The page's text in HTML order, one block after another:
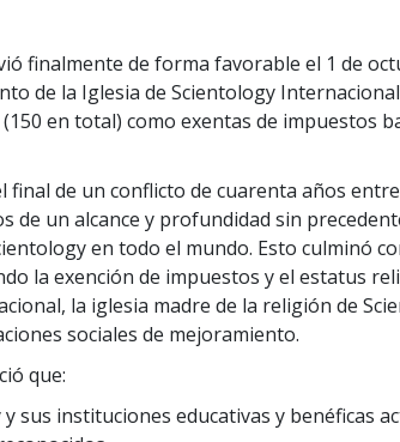
finalmente de forma favorable el 1 de
de la Iglesia de Scientology
en total) como exentas de impuestos
de un conflicto de cuarenta años entre
de un alcance y profundidad sin
en todo el mundo. Esto culminó
la exención de impuestos y el estatus
la iglesia madre de la religión de
sociales de mejoramiento.
que:
y sus instituciones educativas y benéficas